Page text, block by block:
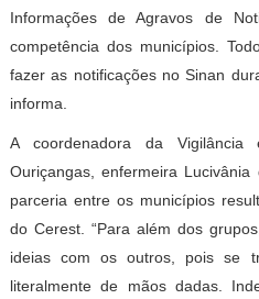
Informações de Agravos de
competência dos municípios.
fazer as notificações no Sinan
informa.
A coordenadora da
Ouriçangas, enfermeira
parceria entre os municípios
do Cerest. “Para além dos
ideias com os outros, pois se
literalmente de mãos dadas.